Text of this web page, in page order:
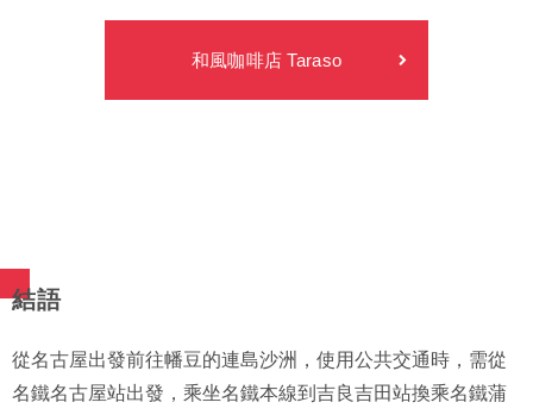
和風咖啡店 Taraso
結語
從名古屋出發前往幡豆的連島沙洲，使用公共交通時，需從
名鐵名古屋站出發，乘坐名鐵本線到吉良吉田站換乘名鐵蒲